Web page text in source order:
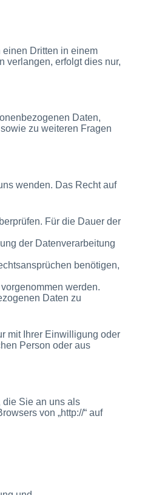
Dritten in einem
verlangen, erfolgt dies nur,
Daten,
zu weiteren Fragen
wenden. Das Recht auf
Für die Dauer der
der Datenverarbeitung
benötigen,
werden.
Daten zu
mit Ihrer Einwilligung oder
Person oder aus
die Sie an uns als
von „http://“ auf